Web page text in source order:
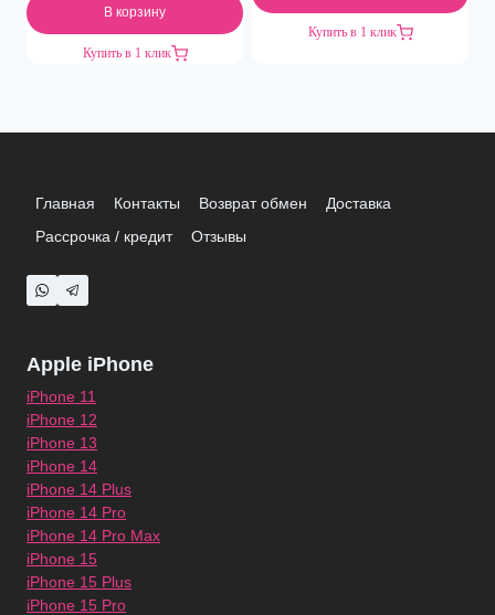
В корзину
Купить в 1 клик
Купить в 1 клик
Главная Контакты Возврат обмен
Доставка
Рассрочка / кредит
Отзывы
Apple iPhone
iPhone 11
iPhone 12
iPhone 13
iPhone 14
iPhone 14 Plus
iPhone 14 Pro
iPhone 14 Pro Max
iPhone 15
iPhone 15 Plus
iPhone 15 Pro